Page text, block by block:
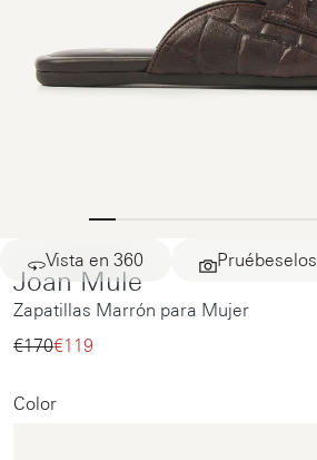
Vista en 360 Pruébeselos
Joan Mule
Zapatillas Marrón para Mujer
€170‌€119‌
Color